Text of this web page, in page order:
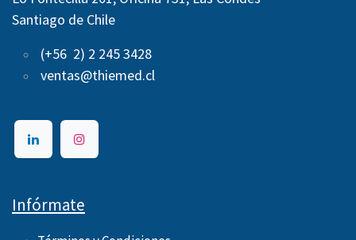
Santiago de Chile
(+56 2) 2 245 3428
ventas@thiemed.cl
Infórmate